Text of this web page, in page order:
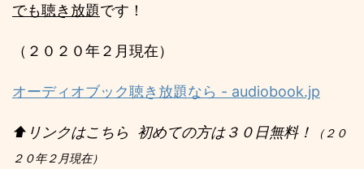
でも聴き放題です！
（２０２０年２月現在）
オーディオブック聴き放題なら - audiobook.jp
⬆️リンクはこちら 初めての方は３０日無料！
（２０
２０年２月現在）